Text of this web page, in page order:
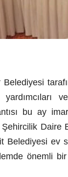
Belediyesi
yardımcıları
bu ay
Daire
Belediyesi ev
önemli